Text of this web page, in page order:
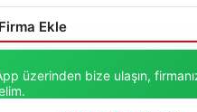
Ekle
üzerinden bize ulaşın,